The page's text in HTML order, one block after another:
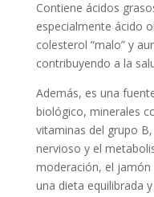
Contiene ácidos
especialmente ácido
colesterol “malo” y
contribuyendo a la
Además, es una
biológico, minerales
vitaminas del grupo
nervioso y el
moderación, el
una dieta equilibrada